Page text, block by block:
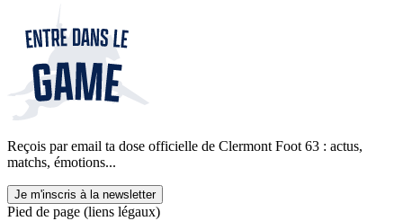
Reçois par email ta dose officielle de Clermont Foot 63 : actus,
matchs, émotions...
Je m'inscris à la newsletter
Pied de page (liens légaux)